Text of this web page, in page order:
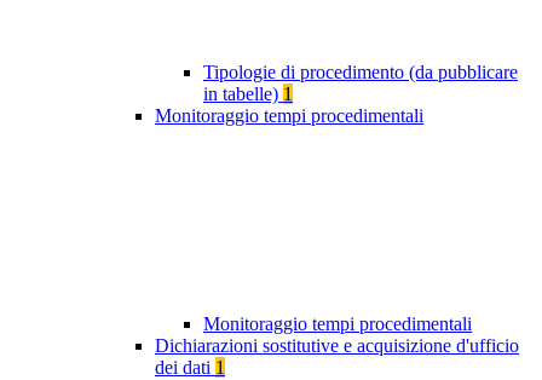
Tipologie di procedimento (da pubblicare
in tabelle) 1
Monitoraggio tempi procedimentali
Monitoraggio tempi procedimentali
Dichiarazioni sostitutive e acquisizione d'ufficio
dei dati 1